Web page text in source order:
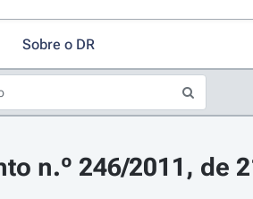
Sobre o DR
n.º 246/2011, de